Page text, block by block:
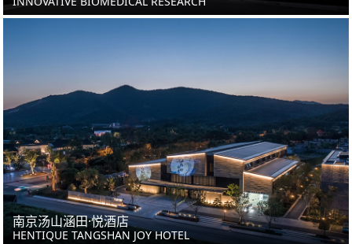
南京汤山涵田·悦酒店
HENTIQUE TANGSHAN JOY HOTEL